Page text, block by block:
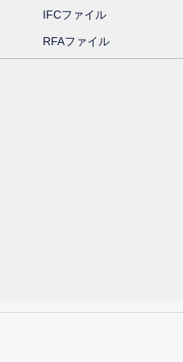
IFCファイル
RFAファイル